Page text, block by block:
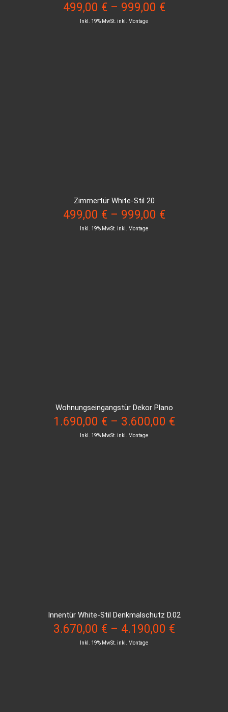
499,00 €– 999,00 €
Inkl. 19% MwSt. inkl. Montage
Zimmertür White-Stil 20
499,00 €– 999,00 €
Inkl. 19% MwSt. inkl. Montage
Wohnungseingangstür Dekor Plano
1.690,00 €– 3.600,00 €
Inkl. 19% MwSt. inkl. Montage
Innentür White-Stil Denkmalschutz D.02
3.670,00 €– 4.190,00 €
Inkl. 19% MwSt. inkl. Montage